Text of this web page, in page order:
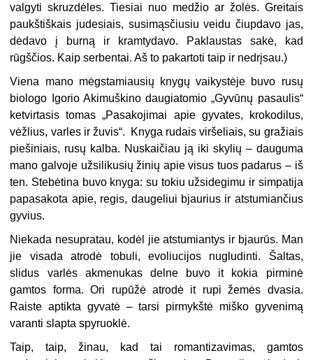
valgyti skruzdėles. Tiesiai nuo medžio ar žolės. Greitais
paukštiškais judesiais, susimąsčiusiu veidu čiupdavo jas,
dėdavo į burną ir kramtydavo. Paklaustas sakė, kad
rūgščios. Kaip serbentai. Aš to pakartoti taip ir nedrįsau.)
Viena mano mėgstamiausių knygų vaikystėje buvo rusų
biologo Igorio Akimuškino daugiatomio „Gyvūnų pasaulis“
ketvirtasis tomas „Pasakojimai apie gyvates, krokodilus,
vėžlius, varles ir žuvis“. Knyga rudais viršeliais, su gražiais
piešiniais, rusų kalba. Nuskaičiau ją iki skylių – dauguma
mano galvoje užsilikusių žinių apie visus tuos padarus – iš
ten. Stebėtina buvo knyga: su tokiu užsidegimu ir simpatija
papasakota apie, regis, daugeliui bjaurius ir atstumiančius
gyvius.
Niekada nesupratau, kodėl jie atstumiantys ir bjaurūs. Man
jie visada atrodė tobuli, evoliucijos nugludinti. Šaltas,
slidus varlės akmenukas delne buvo it kokia pirminė
gamtos forma. Ori rupūžė atrodė it rupi žemės dvasia.
Raiste aptikta gyvatė – tarsi pirmykštė miško gyvenimą
varanti slapta spyruoklė.
Taip, taip, žinau, kad tai romantizavimas, gamtos